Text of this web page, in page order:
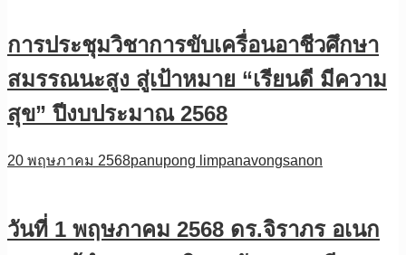
การประชุมวิชาการขับเครื่อนอาชีวศึกษา
สมรรณนะสูง สู่เป้าหมาย “เรียนดี มีความ
สุข” ปีงบประมาณ 2568
20 พฤษภาคม 2568panupong limpanavongsanon
วันที่ 1 พฤษภาคม 2568 ดร.จิราภร อเนก